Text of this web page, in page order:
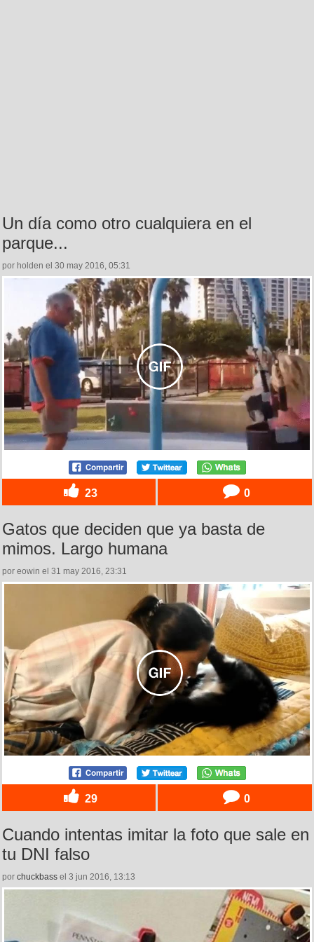
Un día como otro cualquiera en el
parque...
por holden el 30 may 2016, 05:31
23 0
Gatos que deciden que ya basta de
mimos. Largo humana
por eowin el 31 may 2016, 23:31
29 0
Cuando intentas imitar la foto que sale en
tu DNI falso
por chuckbass el 3 jun 2016, 13:13